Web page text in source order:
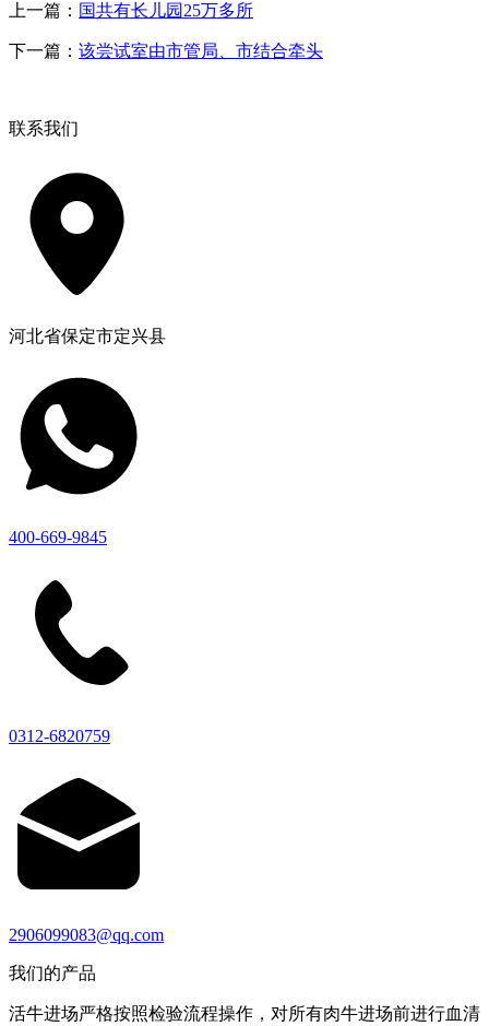
上一篇： 国共有长儿园25万多所
下一篇： 该尝试室由市管局、市结合牵头
联系我们
河北省保定市定兴县
400-669-9845
0312-6820759
2906099083@qq.com
我们的产品
活牛进场严格按照检验流程操作，对所有肉牛进场前进行血清